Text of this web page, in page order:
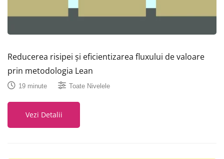
Reducerea risipei și eficientizarea fluxului de valoare
prin metodologia Lean
19 minute Toate Nivelele
Vezi Detalii